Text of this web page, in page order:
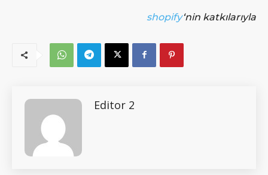
shopify‘nin katkılarıyla
Editor 2